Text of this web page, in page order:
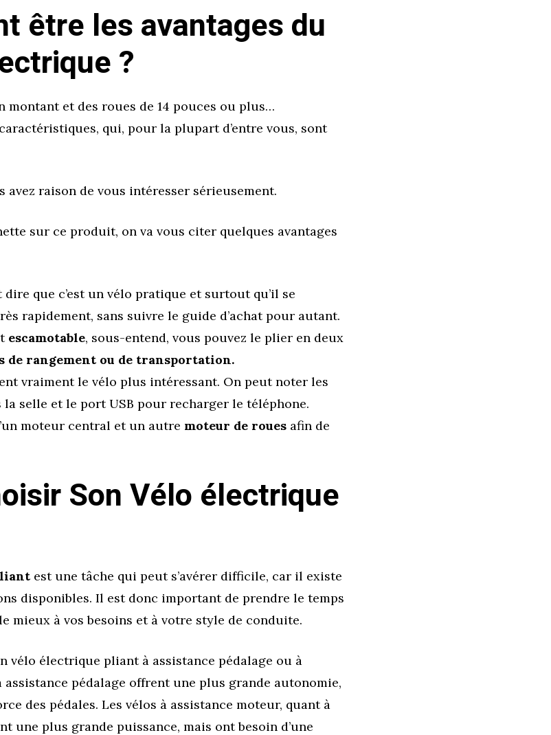
être les avantages du
?
montant et des roues de 14 pouces ou plus…
qui, pour la plupart d’entre vous, sont
avez raison de vous intéresser sérieusement.
sur ce produit, on va vous citer quelques avantages
que c’est un vélo pratique et surtout qu’il se
rapidement, sans suivre le guide d’achat pour autant.
escamotable, sous-entend, vous pouvez le plier en deux
de rangement ou de transportation.
vraiment le vélo plus intéressant. On peut noter les
selle et le port USB pour recharger le téléphone.
moteur central et un autre moteur de roues afin de
Son Vélo électrique
est une tâche qui peut s’avérer difficile, car il existe
disponibles. Il est donc important de prendre le temps
mieux à vos besoins et à votre style de conduite.
vélo électrique pliant à assistance pédalage ou à
assistance pédalage offrent une plus grande autonomie,
des pédales. Les vélos à assistance moteur, quant à
une plus grande puissance, mais ont besoin d’une